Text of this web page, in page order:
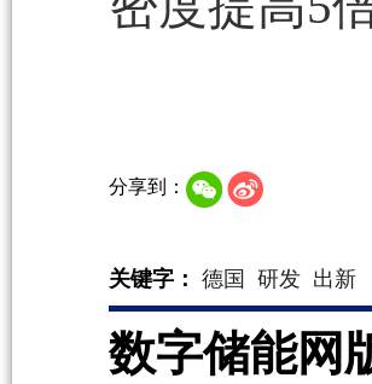
分享到：
关键字： 德国 研发 出新
数字储能网